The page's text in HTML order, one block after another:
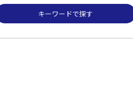
キーワードで探す